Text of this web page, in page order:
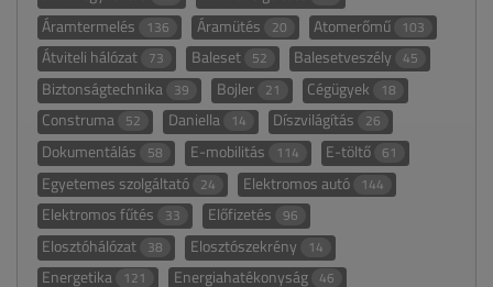
Áramtermelés 136 Áramütés 20 Atomerőmű 103
Átviteli hálózat 73 Baleset 52 Balesetveszély 45
Biztonságtechnika 39 Bojler 21 Cégügyek 18
Construma 52 Daniella 14 Díszvilágítás 26
Dokumentálás 58 E-mobilitás 114 E-töltő 61
Egyetemes szolgáltató 24 Elektromos autó 144
Elektromos fűtés 33 Előfizetés 96
Elosztóhálózat 38 Elosztószekrény 14
Energetika 121 Energiahatékonyság 46